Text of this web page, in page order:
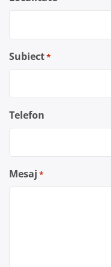
Subiect*
Telefon
Mesaj *